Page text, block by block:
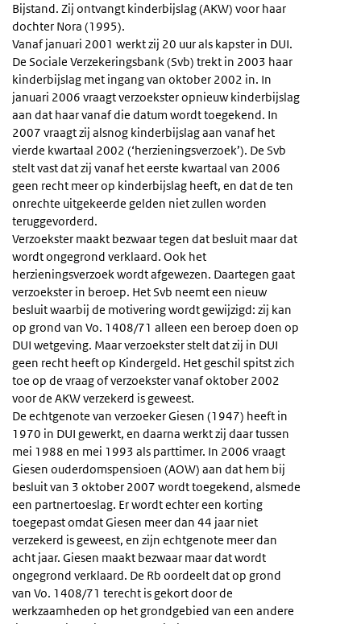
Bijstand. Zij ontvangt kinderbijslag (AKW) voor haar
dochter Nora (1995).
Vanaf januari 2001 werkt zij 20 uur als kapster in DUI.
De Sociale Verzekeringsbank (Svb) trekt in 2003 haar
kinderbijslag met ingang van oktober 2002 in. In
januari 2006 vraagt verzoekster opnieuw kinderbijslag
aan dat haar vanaf die datum wordt toegekend. In
2007 vraagt zij alsnog kinderbijslag aan vanaf het
vierde kwartaal 2002 (‘herzieningsverzoek’). De Svb
stelt vast dat zij vanaf het eerste kwartaal van 2006
geen recht meer op kinderbijslag heeft, en dat de ten
onrechte uitgekeerde gelden niet zullen worden
teruggevorderd.
Verzoekster maakt bezwaar tegen dat besluit maar dat
wordt ongegrond verklaard. Ook het
herzieningsverzoek wordt afgewezen. Daartegen gaat
verzoekster in beroep. Het Svb neemt een nieuw
besluit waarbij de motivering wordt gewijzigd: zij kan
op grond van Vo. 1408/71 alleen een beroep doen op
DUI wetgeving. Maar verzoekster stelt dat zij in DUI
geen recht heeft op Kindergeld. Het geschil spitst zich
toe op de vraag of verzoekster vanaf oktober 2002
voor de AKW verzekerd is geweest.
De echtgenote van verzoeker Giesen (1947) heeft in
1970 in DUI gewerkt, en daarna werkt zij daar tussen
mei 1988 en mei 1993 als parttimer. In 2006 vraagt
Giesen ouderdomspensioen (AOW) aan dat hem bij
besluit van 3 oktober 2007 wordt toegekend, alsmede
een partnertoeslag. Er wordt echter een korting
toegepast omdat Giesen meer dan 44 jaar niet
verzekerd is geweest, en zijn echtgenote meer dan
acht jaar. Giesen maakt bezwaar maar dat wordt
ongegrond verklaard. De Rb oordeelt dat op grond
van Vo. 1408/71 terecht is gekort door de
werkzaamheden op het grondgebied van een andere